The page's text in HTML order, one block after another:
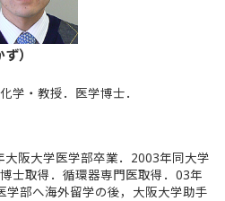
）
・教授．医学博士．
阪大学医学部卒業．2003年同大学
士取得．循環器専門医取得．03年
学部へ海外留学の後，大阪大学助手